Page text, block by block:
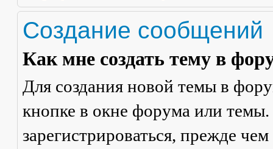
Создание сообщений
Как мне создать тему в
Для создания новой темы в
кнопке в окне форума или
зарегистрироваться, прежде